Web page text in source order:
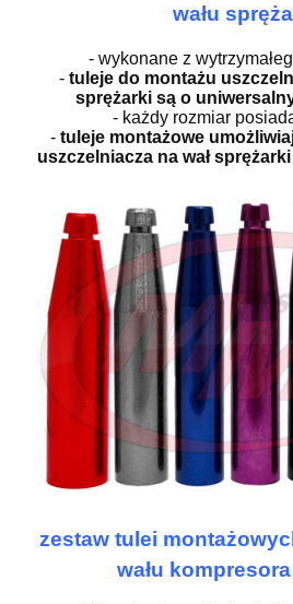
wału
- wykonane z
- tuleje do montażu
sprężarki są o
- każdy rozmiar
- tuleje montażowe
uszczelniacza na wał
zestaw tulei
wału